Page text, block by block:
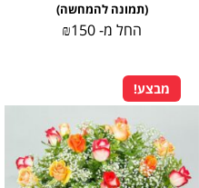
(תמונה להמחשה)
החל מ- ₪150
מבצע!